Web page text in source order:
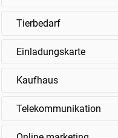
Tierbedarf
Einladungskarte
Kaufhaus
Telekommunikation